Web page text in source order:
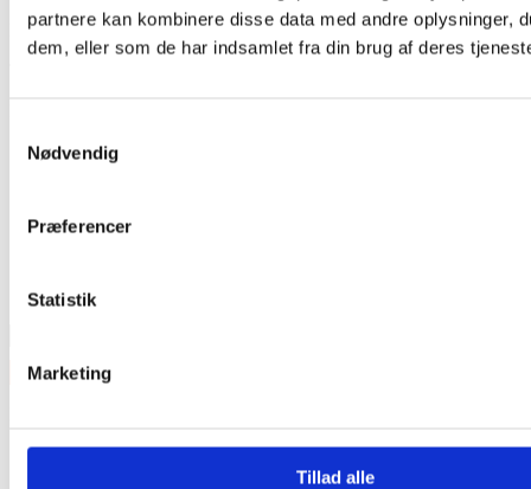
partnere kan kombinere disse data med andre oplysninger,
dem, eller som de har indsamlet fra din brug af deres
Nødvendig
Præferencer
Statistik
Marketing
Tillad alle
Har du husket tilbehør?
Tilbud